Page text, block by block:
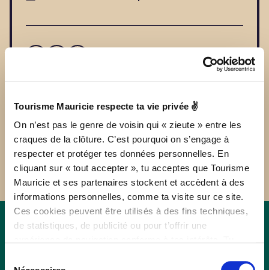
Tourisme Mauricie respecte ta vie privée ✌
On n’est pas le genre de voisin qui « zieute » entre les
craques de la clôture. C’est pourquoi on s’engage à
respecter et protéger tes données personnelles. En
cliquant sur « tout accepter », tu acceptes que Tourisme
Mauricie et ses partenaires stockent et accèdent à des
informations personnelles, comme ta visite sur ce site.
Ces cookies peuvent être utilisés à des fins techniques,
de statistiques, de publicité ou pour t’offrir une
Establishment number: 218831
Other attractions